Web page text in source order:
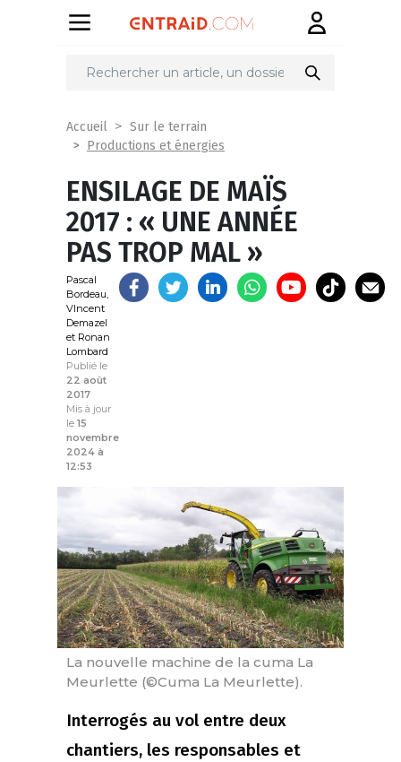
Partager
Accueil
Sur le terrain
Productions et énergies
ENSILAGE DE MAÏS
2017 : « UNE ANNÉE
PAS TROP MAL »
Pascal
Bordeau,
VIncent
Demazel
et Ronan
Lombard
Publié le
22 août
2017
Mis à jour
le 15
novembre
2024 à
12:53
La nouvelle machine de la cuma La
Meurlette (©Cuma La Meurlette).
Interrogés au vol entre deux
chantiers, les responsables et